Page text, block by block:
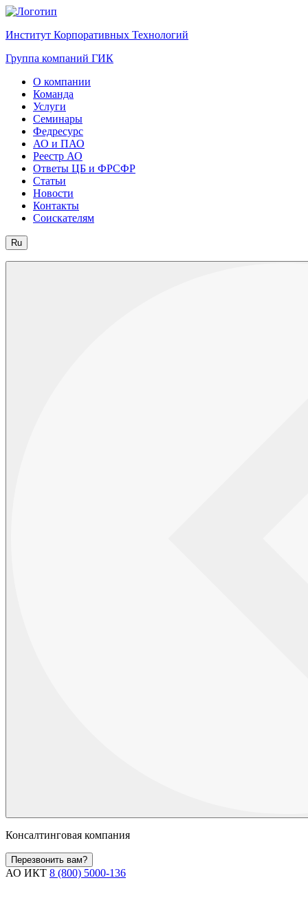
Институт Корпоративных Технологий
Группа компаний ГИК
О компании
Команда
Услуги
Семинары
Федресурс
АО и ПАО
Реестр АО
Ответы ЦБ и ФРСФР
Статьи
Новости
Контакты
Соискателям
Ru
Консалтинговая компания
Перезвонить вам?
АО ИКТ 8 (800) 5000-136